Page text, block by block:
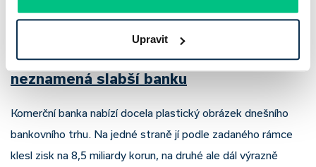
Upravit
Komerční banka: pokles zisku
neznamená slabší banku
Komerční banka nabízí docela plastický obrázek dnešního
bankovního trhu. Na jedné straně jí podle zadaného rámce
klesl zisk na 8,5 miliardy korun, na druhé ale dál výrazně